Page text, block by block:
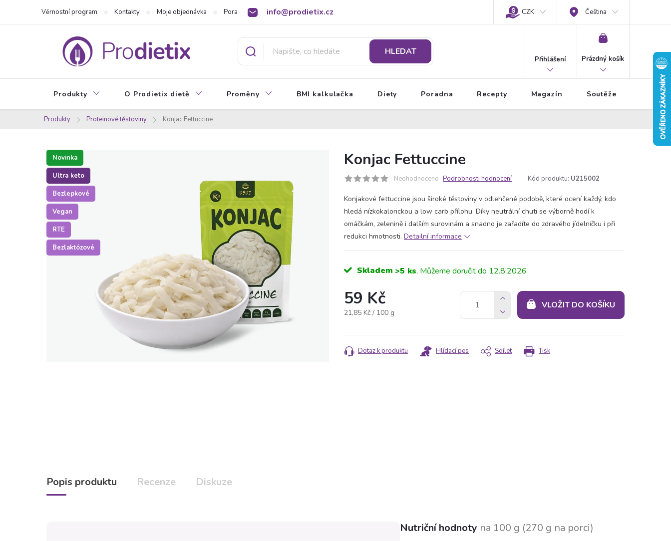
info@prodietix.cz
Věrnostní program Kontakty Moje objednávka Poradna BMI kalkulačka O Prodietix dietě CZK Čeština
HLEDAT
Přihlášení
NÁKUPNÍ
Prázdný košík
Produkty O Prodietix dietě Proměny BMI kalkulačka Diety Poradna Recepty Magazín Soutěže
Produkty Proteinové těstoviny Konjac Fettuccine
Novinka
Ultra keto
Bezlepkové
Vegan
RTE
Bezlaktózové
Konjac Fettuccine
Neohodnoceno Podrobnosti hodnocení Kód produktu: U215002
Konjakové fettuccine jsou široké těstoviny v odlehčené podobě, které ocení každý, kdo
hledá nízkokalorickou a low carb přílohu. Díky neutrální chuti se výborně hodí k
omáčkám, zelenině i dalším surovinám a snadno je zařadíte do zdravého jídelníčku i při
redukci hmotnosti. Detailní informace
Skladem >5 ks 12.8.2026
59 Kč
Měrná
21,85 Kč / 100 g
VLOŽIT DO KOŠÍKU
Tisk
Dotaz k produktu Hlídací pes Sdílet
Popis produktu Recenze Diskuze
Nutriční hodnoty na 100 g (270 g na porci)